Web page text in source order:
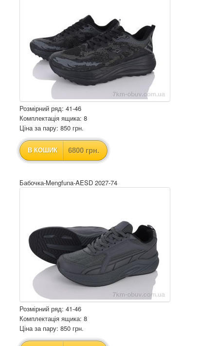
Розмірний ряд: 41-46
Комплектація ящика: 8
Ціна за пару: 850 грн.
В КОШИК 6800 грн.
Бабочка-Mengfuna-AESD 2027-74
Розмірний ряд: 41-46
Комплектація ящика: 8
Ціна за пару: 850 грн.